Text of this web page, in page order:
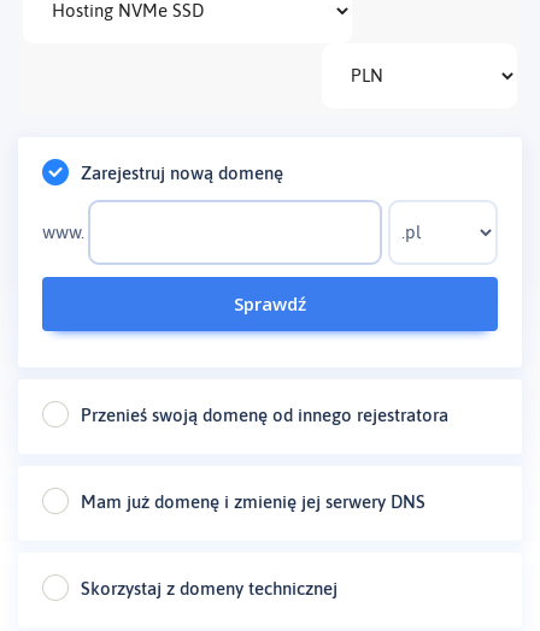
Zarejestruj nową domenę
www.
Sprawdź
Przenieś swoją domenę od innego rejestratora
Mam już domenę i zmienię jej serwery DNS
Skorzystaj z domeny technicznej